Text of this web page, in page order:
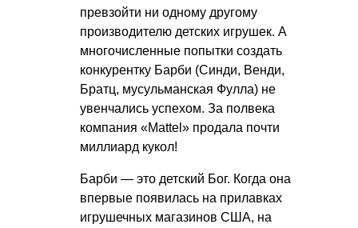
превзойти ни одному другому
производителю детских игрушек. А
многочисленные попытки создать
конкурентку Барби (Синди, Венди,
Братц, мусульманская Фулла) не
увенчались успехом. За полвека
компания «Mattel» продала почти
миллиард кукол!
Барби — это детский Бог. Когда она
впервые появилась на прилавках
игрушечных магазинов США, на